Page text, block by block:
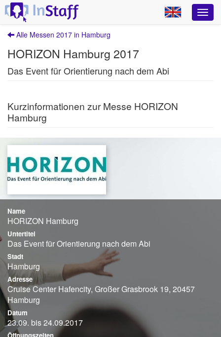
Alle Messen 2017 in Hamburg
HORIZON Hamburg 2017
Das Event für Orientierung nach dem Abi
Kurzinformationen zur Messe HORIZON
Hamburg
Name
HORIZON Hamburg
Untertitel
Das Event für Orientierung nach dem Abi
Stadt
Hamburg
Adresse
Cruise Center Hafencity, Großer Grasbrook 19, 20457
Hamburg
Datum
23.09. bis 24.09.2017
Öffnungszeiten